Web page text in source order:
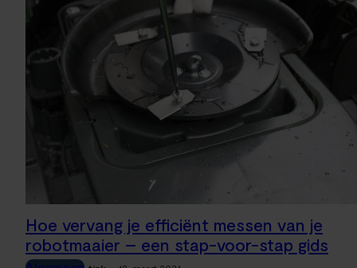
Hoe vervang je efficiënt messen van je
robotmaaier – een stap-voor-stap gids